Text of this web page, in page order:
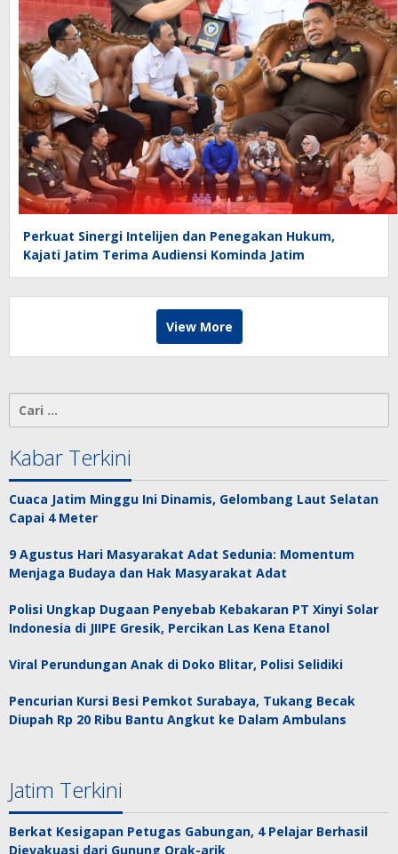
Perkuat Sinergi Intelijen dan Penegakan Hukum,
Kajati Jatim Terima Audiensi Kominda Jatim
View More
Cari
untuk:
Kabar Terkini
Cuaca Jatim Minggu Ini Dinamis, Gelombang Laut Selatan
Capai 4 Meter
9 Agustus Hari Masyarakat Adat Sedunia: Momentum
Menjaga Budaya dan Hak Masyarakat Adat
Polisi Ungkap Dugaan Penyebab Kebakaran PT Xinyi Solar
Indonesia di JIIPE Gresik, Percikan Las Kena Etanol
Viral Perundungan Anak di Doko Blitar, Polisi Selidiki
Pencurian Kursi Besi Pemkot Surabaya, Tukang Becak
Diupah Rp 20 Ribu Bantu Angkut ke Dalam Ambulans
Jatim Terkini
Berkat Kesigapan Petugas Gabungan, 4 Pelajar Berhasil
Dievakuasi dari Gunung Orak-arik